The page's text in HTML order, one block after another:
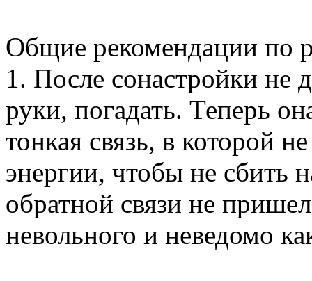
Общие рекомендации по
1. После сонастройки не
руки, погадать. Теперь
тонкая связь, в которой
энергии, чтобы не сбить
обратной связи не
невольного и неведомо